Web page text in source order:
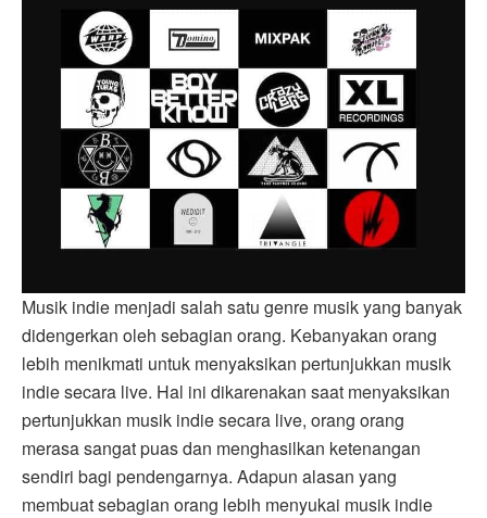
Musik indie menjadi salah satu genre musik yang banyak
didengerkan oleh sebagian orang. Kebanyakan orang
lebih menikmati untuk menyaksikan pertunjukkan musik
indie secara live. Hal ini dikarenakan saat menyaksikan
pertunjukkan musik indie secara live, orang orang
merasa sangat puas dan menghasilkan ketenangan
sendiri bagi pendengarnya. Adapun alasan yang
membuat sebagian orang lebih menyukai musik indie